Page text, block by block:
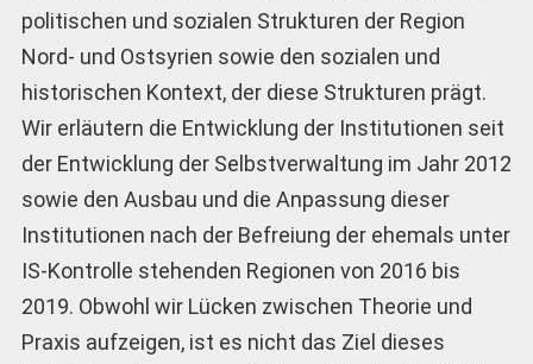
politischen und sozialen Strukturen der Region
Nord- und Ostsyrien sowie den sozialen und
historischen Kontext, der diese Strukturen prägt.
Wir erläutern die Entwicklung der Institutionen seit
der Entwicklung der Selbstverwaltung im Jahr 2012
sowie den Ausbau und die Anpassung dieser
Institutionen nach der Befreiung der ehemals unter
IS-Kontrolle stehenden Regionen von 2016 bis
2019. Obwohl wir Lücken zwischen Theorie und
Praxis aufzeigen, ist es nicht das Ziel dieses